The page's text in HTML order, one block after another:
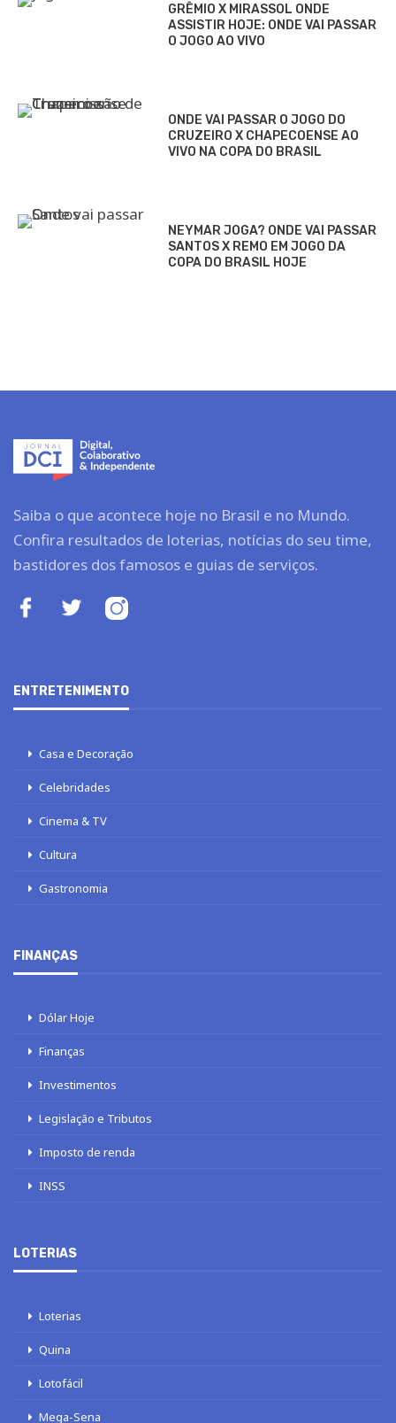
GRÊMIO X MIRASSOL ONDE
ASSISTIR HOJE: ONDE VAI PASSAR
O JOGO AO VIVO
ONDE VAI PASSAR O JOGO DO
CRUZEIRO X CHAPECOENSE AO
VIVO NA COPA DO BRASIL
NEYMAR JOGA? ONDE VAI PASSAR
SANTOS X REMO EM JOGO DA
COPA DO BRASIL HOJE
Saiba o que acontece hoje no Brasil e no Mundo.
Confira resultados de loterias, notícias do seu time,
bastidores dos famosos e guias de serviços.
ENTRETENIMENTO
Casa e Decoração
Celebridades
Cinema & TV
Cultura
Gastronomia
FINANÇAS
Dólar Hoje
Finanças
Investimentos
Legislação e Tributos
Imposto de renda
INSS
LOTERIAS
Loterias
Quina
Lotofácil
Mega-Sena